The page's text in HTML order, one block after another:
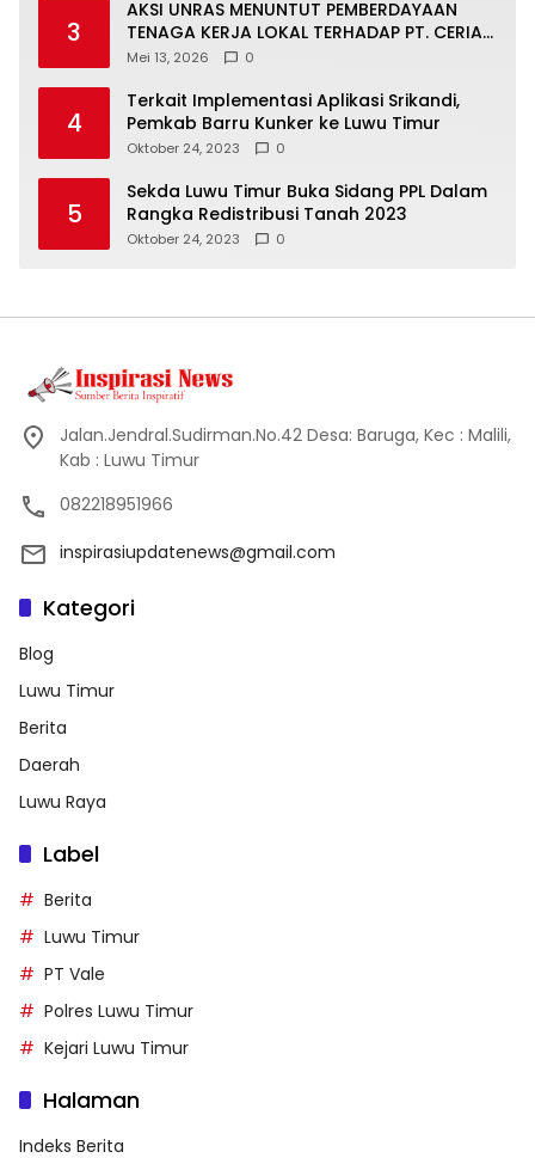
3
AKSI UNRAS MENUNTUT PEMBERDAYAAN
TENAGA KERJA LOKAL TERHADAP PT. CERIA
NUGRAHA LESTARI
Mei 13, 2026 0
4
Terkait Implementasi Aplikasi Srikandi,
Pemkab Barru Kunker ke Luwu Timur
Oktober 24, 2023 0
5
Sekda Luwu Timur Buka Sidang PPL Dalam
Rangka Redistribusi Tanah 2023
Oktober 24, 2023 0
Jalan.Jendral.Sudirman.No.42 Desa: Baruga, Kec : Malili,
Kab : Luwu Timur
082218951966
inspirasiupdatenews@gmail.com
Kategori
Blog
Luwu Timur
Berita
Daerah
Luwu Raya
Label
Berita
Luwu Timur
PT Vale
Polres Luwu Timur
Kejari Luwu Timur
Halaman
Indeks Berita